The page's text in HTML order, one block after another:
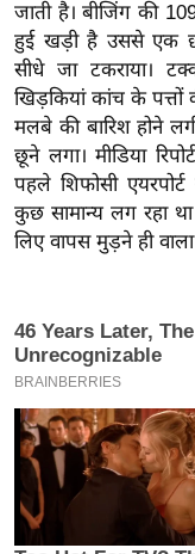
ष
ज्ञ
रा
य
ब
ज
ट
खे
के
ट
I
P
L
2
0
जाती है। बीजिंग की
हुई खड़ी है उससे एक
सीधे जा टकराया।
खिड़कियां कांच के पत्तों
मलबे की बारिश होने
छूने लगा। मीडिया
पहले शिफोसी
कुछ सामान्य लग रहा
लिए वापस मुड़ने ही